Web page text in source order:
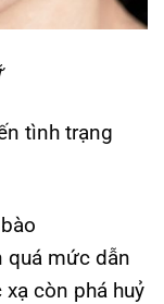
tình trạng
quá mức dẫn
còn phá huỷ